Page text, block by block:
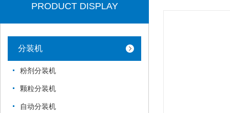
PRODUCT DISPLAY
分装机
粉剂分装机
颗粒分装机
自动分装机